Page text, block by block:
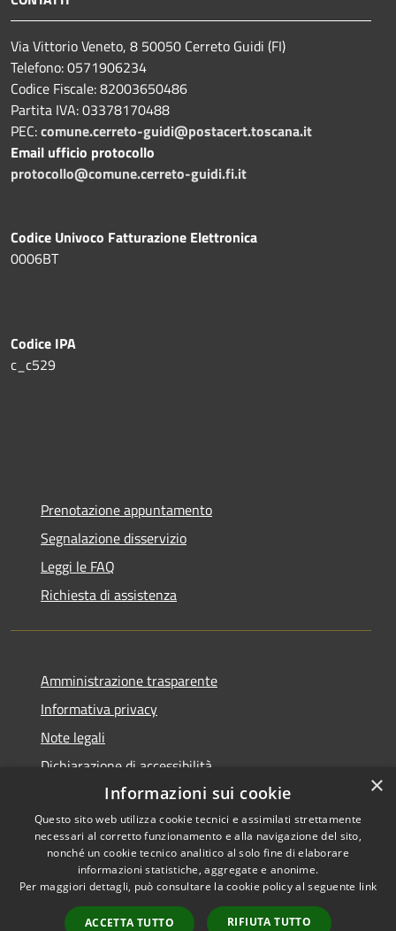
Via Vittorio Veneto, 8 50050 Cerreto Guidi (FI)
Telefono: 0571906234
Codice Fiscale: 82003650486
Partita IVA: 03378170488
PEC:comune.cerreto-guidi@postacert.toscana.it
Email ufficio protocollo
protocollo@comune.cerreto-guidi.fi.it
Codice Univoco Fatturazione Elettronica
0006BT
Codice IPA
c_c529
Prenotazione appuntamento
Segnalazione disservizio
Leggi le FAQ
Richiesta di assistenza
Amministrazione trasparente
Informativa privacy
Note legali
Dichiarazione di accessibilità
Accessibilità
Privacy
Copyright © 2026 • Comune di
Cerreto Guidi • Powered by
Municipium
Accesso
redazione
×
Informazioni sui cookie
Questo sito web utilizza cookie tecnici e assimilati strettamente
necessari al corretto funzionamento e alla navigazione del sito,
nonché un cookie tecnico analitico al solo fine di elaborare
informazioni statistiche, aggregate e anonime.
Per maggiori dettagli, può consultare la cookie policy al seguente link
ACCETTA TUTTO RIFIUTA TUTTO